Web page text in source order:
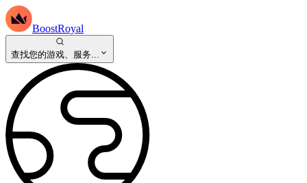
BoostRoyal
查找您的游戏、服务...